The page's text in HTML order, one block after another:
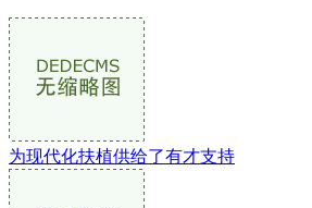
为现代化扶植供给了有才支持